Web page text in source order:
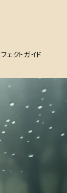
ェクトガイド